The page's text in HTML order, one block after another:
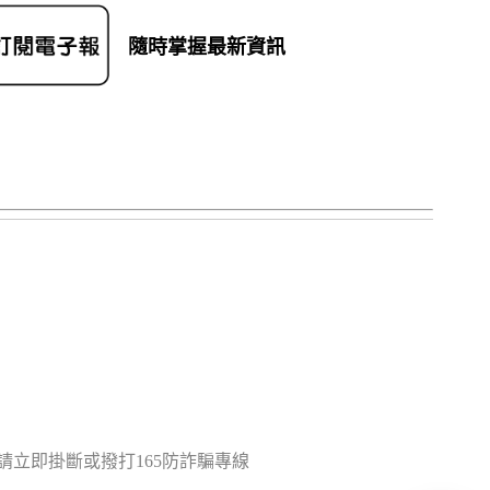
隨時掌握最新資訊
立即掛斷或撥打165防詐騙專線